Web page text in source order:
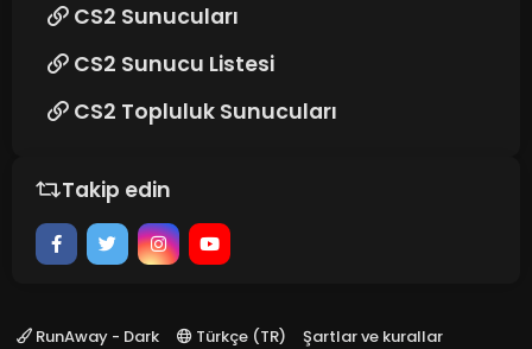
CS2 Sunucuları
CS2 Sunucu Listesi
CS2 Topluluk Sunucuları
Takip edin
RunAway - Dark Türkçe (TR)
Şartlar ve kurallar